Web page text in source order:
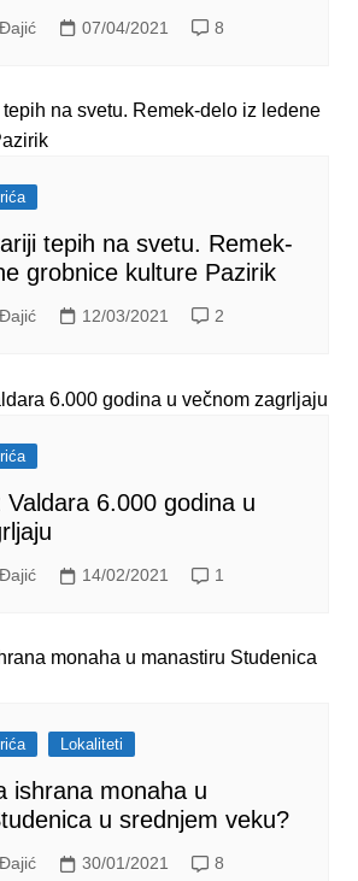
07/04/2021 8
tepih na svetu. Remek-
grobnice kulture Pazirik
12/03/2021 2
Valdara 6.000 godina u
14/02/2021 1
Lokaliteti
ishrana monaha u
u srednjem veku?
30/01/2021 8